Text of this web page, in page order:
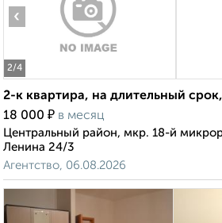
2/4
‹
2-к квартира, на длительный
18 000 ₽ в месяц
Центральный район, мкр. 18-й
Ленина 24/3
Агентство, 06.08.2026